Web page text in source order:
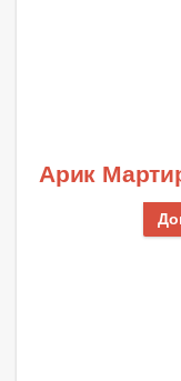
Арик